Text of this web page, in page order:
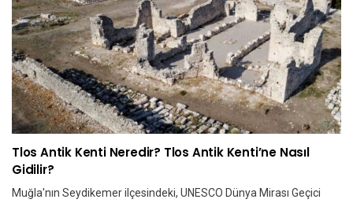
Tlos Antik Kenti Neredir? Tlos Antik Kenti’ne Nasıl
Gidilir?
Muğla'nın Seydikemer ilçesindeki, UNESCO Dünya Mirası Geçici